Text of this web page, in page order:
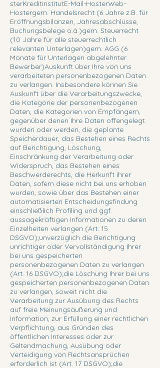
sterKreditinstitutE-Mail-HosterWeb-
Hostergem. Handelsrecht (6 Jahre z.B. für
Eröffnungsbilanzen, Jahresabschlüsse,
Buchungsbelege o.ä.)gem. Steuerrecht
(10 Jahre für alle steuerrechtlich
relevanten Unterlagen)gem. AGG (6
Monate für Unterlagen abgelehnter
Bewerber)Auskunft über Ihre von uns
verarbeiteten personenbezogenen Daten
zu verlangen. Insbesondere können Sie
Auskunft über die Verarbeitungszwecke,
die Kategorie der personenbezogenen
Daten, die Kategorien von Empfängern,
gegenüber denen Ihre Daten offengelegt
wurden oder werden, die geplante
Speicherdauer, das Bestehen eines Rechts
auf Berichtigung, Löschung,
Einschränkung der Verarbeitung oder
Widerspruch, das Bestehen eines
Beschwerderechts, die Herkunft ihrer
Daten, sofern diese nicht bei uns erhoben
wurden, sowie über das Bestehen einer
automatisierten Entscheidungsfindung
einschließlich Profiling und ggf.
aussagekräftigen Informationen zu deren
Einzelheiten verlangen (Art. 15
DSGVO);unverzüglich die Berichtigung
unrichtiger oder Vervollständigung Ihrer
bei uns gespeicherten
personenbezogenen Daten zu verlangen
(Art. 16 DSGVO);die Löschung Ihrer bei uns
gespeicherten personenbezogenen Daten
zu verlangen, soweit nicht die
Verarbeitung zur Ausübung des Rechts
auf freie Meinungsäußerung und
Information, zur Erfüllung einer rechtlichen
Verpflichtung, aus Gründen des
öffentlichen Interesses oder zur
Geltendmachung, Ausübung oder
Verteidigung von Rechtsansprüchen
erforderlich ist (Art. 17 DSGVO);die